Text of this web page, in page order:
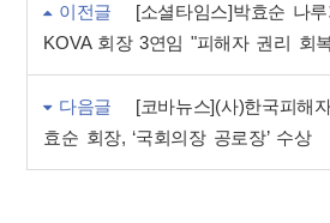
이전글
[소셜타임스]박효순 나
KOVA 회장 3연임 "피해자 권리 회
다음글
[코바뉴스](사)한국피해
효순 회장, ‘국회의장 공로장’ 수상